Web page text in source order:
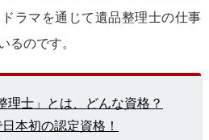
ラマを通じて遺品整理士の仕事
るのです。
理士」とは、どんな資格？
本初の認定資格！